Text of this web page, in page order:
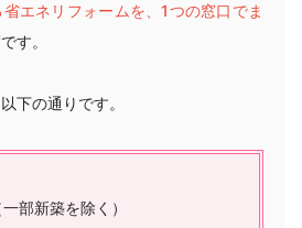
エネリフォームを、1つの窓口でま
です。
下の通りです。
部新築を除く）